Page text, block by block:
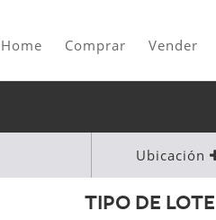
Home Comprar Vender
Ubicación
TIPO DE LOTE